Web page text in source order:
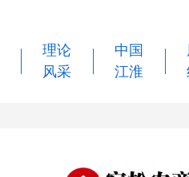
理论
风采
中国
江淮